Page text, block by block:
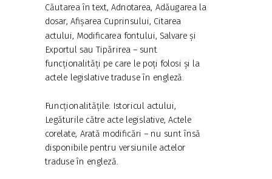
Căutarea în text, Adnotarea, Adăugarea la
dosar, Afișarea Cuprinsului, Citarea
actului, Modificarea fontului, Salvare și
Exportul sau Tipărirea – sunt
funcționalități pe care le poți folosi și la
actele legislative traduse în engleză.
Funcționalitățile: Istoricul actului,
Legăturile către acte legislative, Actele
corelate, Arată modificări– nu sunt însă
disponibile pentru versiunile actelor
traduse în engleză.